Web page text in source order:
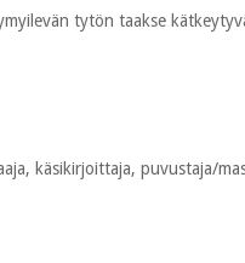
tytön taakse
käsikirjoittaja, puvustaja/